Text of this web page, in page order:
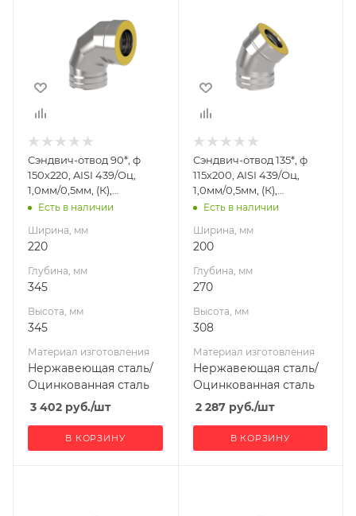
Глубина, мм
Высота, мм
345
Материал
Нержавеющая
сталь/
Оцинкованная
сталь
УМК
Сэндвич-отвод 90*, ф
150х220, AISI 439/Оц,
1,0мм/0,5мм, (К),
удл=60мм
Есть в наличии
Ширина, мм
220
Глубина, мм
345
Высота, мм
345
Материал изготовления
Нержавеющая сталь/
Оцинкованная сталь
3 402 руб./шт
В КОРЗИНУ
Глубина, мм
Высота, мм
308
Материал
Нержавеющая
сталь/
Оцинкованная
сталь
УМК
Сэндвич-отвод 135*, ф
115х200, AISI 439/Оц,
1,0мм/0,5мм, (К),
удл=60мм
Есть в наличии
Ширина, мм
200
Глубина, мм
270
Высота, мм
308
Материал изготовления
Нержавеющая сталь/
Оцинкованная сталь
2 287руб./шт
В КОРЗИНУ